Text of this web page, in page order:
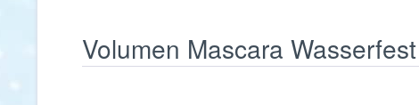
Volumen Mascara